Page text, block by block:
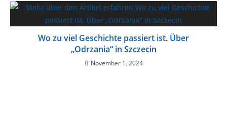
Wo zu viel Geschichte passiert ist. Über
„Odrzania“ in Szczecin
November 1, 2024